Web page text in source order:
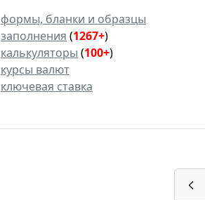
формы, бланки и образцы
заполнения (1267+)
калькуляторы (100+)
курсы валют
ключевая ставка